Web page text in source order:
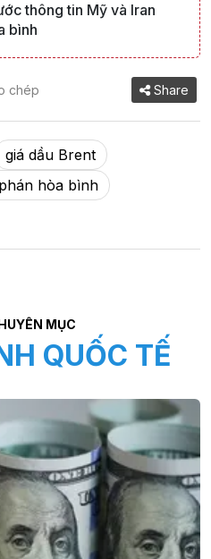
thông tin Mỹ và Iran
bình
chép Share
giá dầu Brent
hòa bình
MỤC
QUỐC TẾ